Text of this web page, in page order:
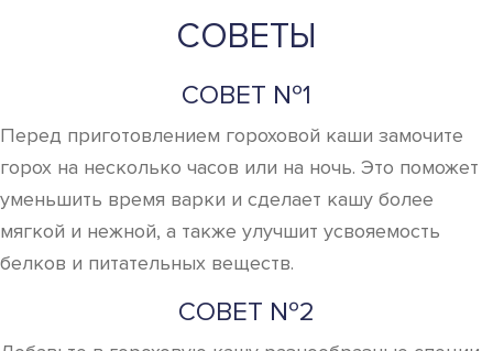
СОВЕТЫ
СОВЕТ №1
Перед приготовлением гороховой каши замочите
горох на несколько часов или на ночь. Это поможет
уменьшить время варки и сделает кашу более
мягкой и нежной, а также улучшит усвояемость
белков и питательных веществ.
СОВЕТ №2